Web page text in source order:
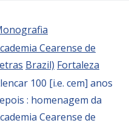
Cearense de
Brazil) Fortaleza
100 [i.e. cem] anos
: homenagem da
Cearense de